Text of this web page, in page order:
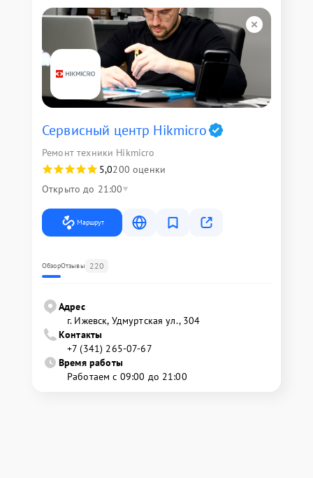
Сервисный центр Hikmicro
Ремонт техники Hikmicro
5,0200 оценки
Открыто до 21:00
Маршрут
ОбзорОтзывы 220
Адрес
г. Ижевск, Удмуртская ул., 304
Контакты
+7 (341) 265-07-67
Время работы
Работаем с 09:00 до 21:00